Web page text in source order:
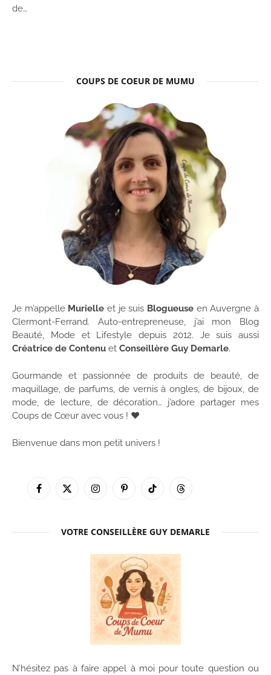
de…
COUPS DE COEUR DE MUMU
Je m’appelle Murielle et je suis Blogueuse en Auvergne à
Clermont-Ferrand. Auto-entrepreneuse, j’ai mon Blog
Beauté, Mode et Lifestyle depuis 2012. Je suis aussi
Créatrice de Contenu et Conseillère Guy Demarle.
Gourmande et passionnée de produits de beauté, de
maquillage, de parfums, de vernis à ongles, de bijoux, de
mode, de lecture, de décoration… j’adore partager mes
Coups de Cœur avec vous ! ♥
Bienvenue dans mon petit univers !
Facebook
X
InstagramPinterestTikTok Threads
VOTRE CONSEILLÈRE GUY DEMARLE
N’hésitez pas à faire appel à moi pour toute question ou